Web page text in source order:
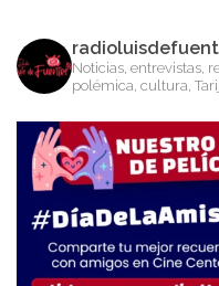
Noticias, entrevistas,
polémica, cultura,